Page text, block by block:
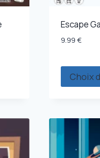
Escape
9.99€
Choix